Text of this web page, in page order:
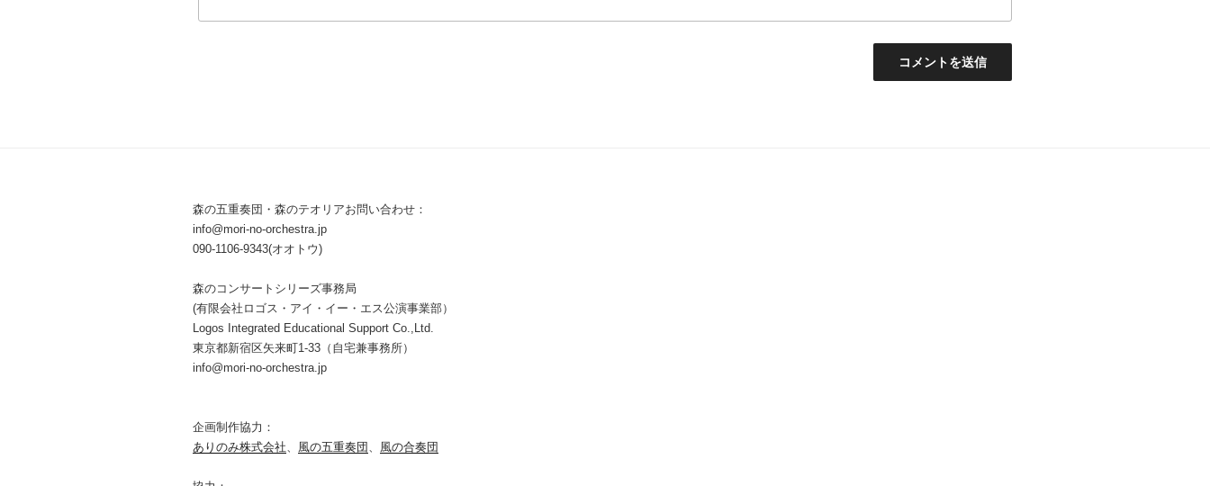
森の五重奏団・森のテオリアお問い合わせ：
info@mori-no-orchestra.jp
090-1106-9343(オオトウ)
森のコンサートシリーズ事務局
(有限会社ロゴス・アイ・イー・エス公演事業部）
Logos Integrated Educational Support Co.,Ltd.
東京都新宿区矢来町1-33（自宅兼事務所）
info@mori-no-orchestra.jp
企画制作協力：
ありのみ株式会社、 風の五重奏団 、 風の合奏団